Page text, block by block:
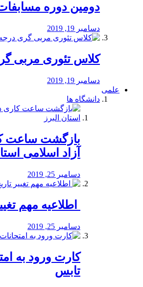
دومین دوره
دسامبر 19, 2019
کلاس تئوری مربی گری
دسامبر 19, 2019
علمی
دانشگاه ها
بازگشت ساعت
آزاد اسلامی
دسامبر 25, 2019
اطلاعیه مهم
دسامبر 25, 2019
کارت ورود به
تابس